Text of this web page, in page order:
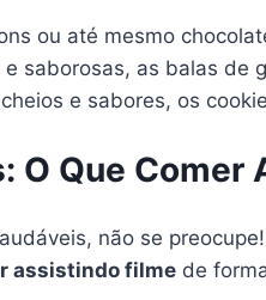
ou até mesmo
e saborosas, as balas de
e sabores, os
O Que
não se
assistindo filme de